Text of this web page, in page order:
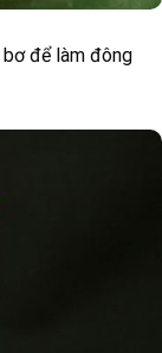
để làm đông